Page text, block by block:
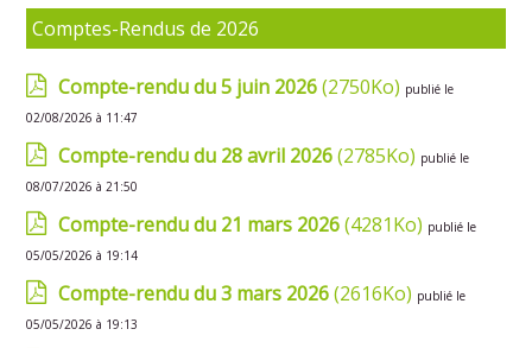
Comptes-Rendus de 2026
Compte-rendu du 5 juin 2026(2750Ko) publié le
02/08/2026 à 11:47
Compte-rendu du 28 avril 2026(2785Ko) publié le
08/07/2026 à 21:50
Compte-rendu du 21 mars 2026(4281Ko) publié le
05/05/2026 à 19:14
Compte-rendu du 3 mars 2026(2616Ko) publié le
05/05/2026 à 19:13